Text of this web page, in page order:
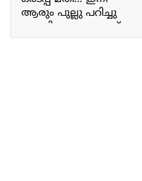
ആരും പുല്ലു പറിച്ചു
ബുദ്ധിമുട്ടേണ്ട; ഏത്
കാട് പിടിച്ചു കിടക്കുന്ന